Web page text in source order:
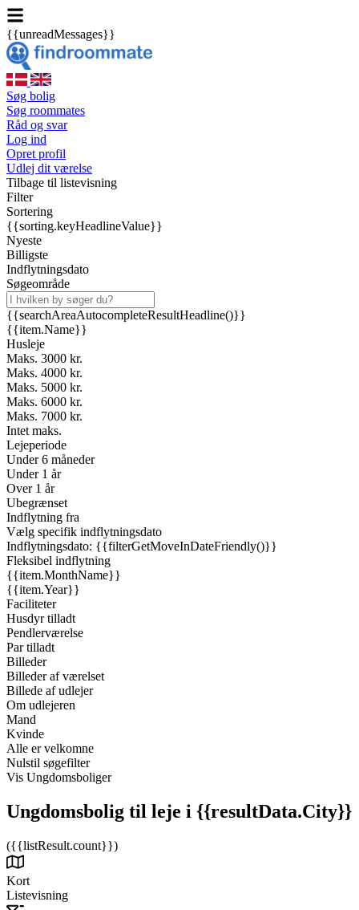
{{unreadMessages}}
Søg bolig
Søg roommates
Råd og svar
Log ind
Opret profil
Udlej dit værelse
Tilbage til listevisning
Filter
Sortering
{{sorting.keyHeadlineValue}}
Nyeste
Billigste
Indflytningsdato
Søgeområde
{{searchAreaAutocompleteResultHeadline()}}
{{item.Name}}
Husleje
Maks. 3000 kr.
Maks. 4000 kr.
Maks. 5000 kr.
Maks. 6000 kr.
Maks. 7000 kr.
Intet maks.
Lejeperiode
Under 6 måneder
Under 1 år
Over 1 år
Ubegrænset
Indflytning fra
Vælg specifik indflytningsdato
Indflytningsdato: {{filterGetMoveInDateFriendly()}}
Fleksibel indflytning
{{item.MonthName}}
{{item.Year}}
Faciliteter
Husdyr tilladt
Pendlerværelse
Par tilladt
Billeder
Billeder af værelset
Billede af udlejer
Om udlejeren
Mand
Kvinde
Alle er velkomne
Nulstil søgefilter
Vis Ungdomsboliger
Ungdomsbolig til leje i {{resultData.City}}
({{listResult.count}})
Kort
Listevisning